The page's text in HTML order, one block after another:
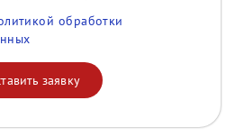
обработки
заявку